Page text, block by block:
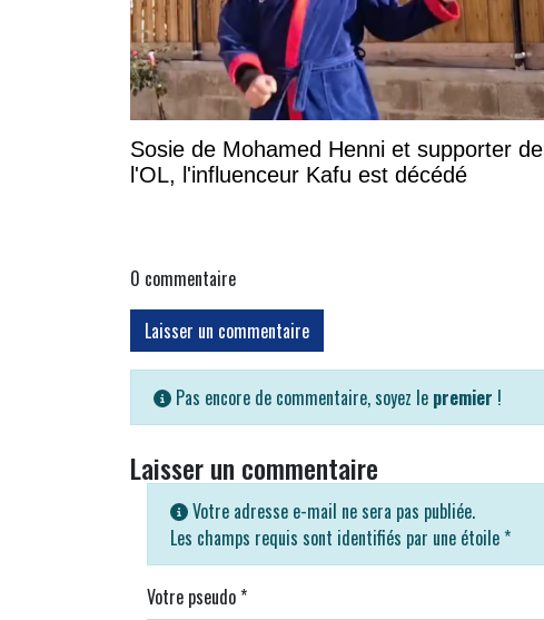
Sosie de Mohamed Henni et supporter de
l'OL, l'influenceur Kafu est décédé
0 commentaire
Laisser un commentaire
Pas encore de commentaire, soyez le premier !
Laisser un commentaire
Votre adresse e-mail ne sera pas publiée.
Les champs requis sont identifiés par une étoile *
Votre pseudo*